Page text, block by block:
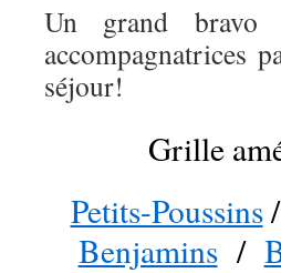
Un grand bravo
accompagnatrices
séjour!
Grille
Petits-Poussins/
Benjamins/